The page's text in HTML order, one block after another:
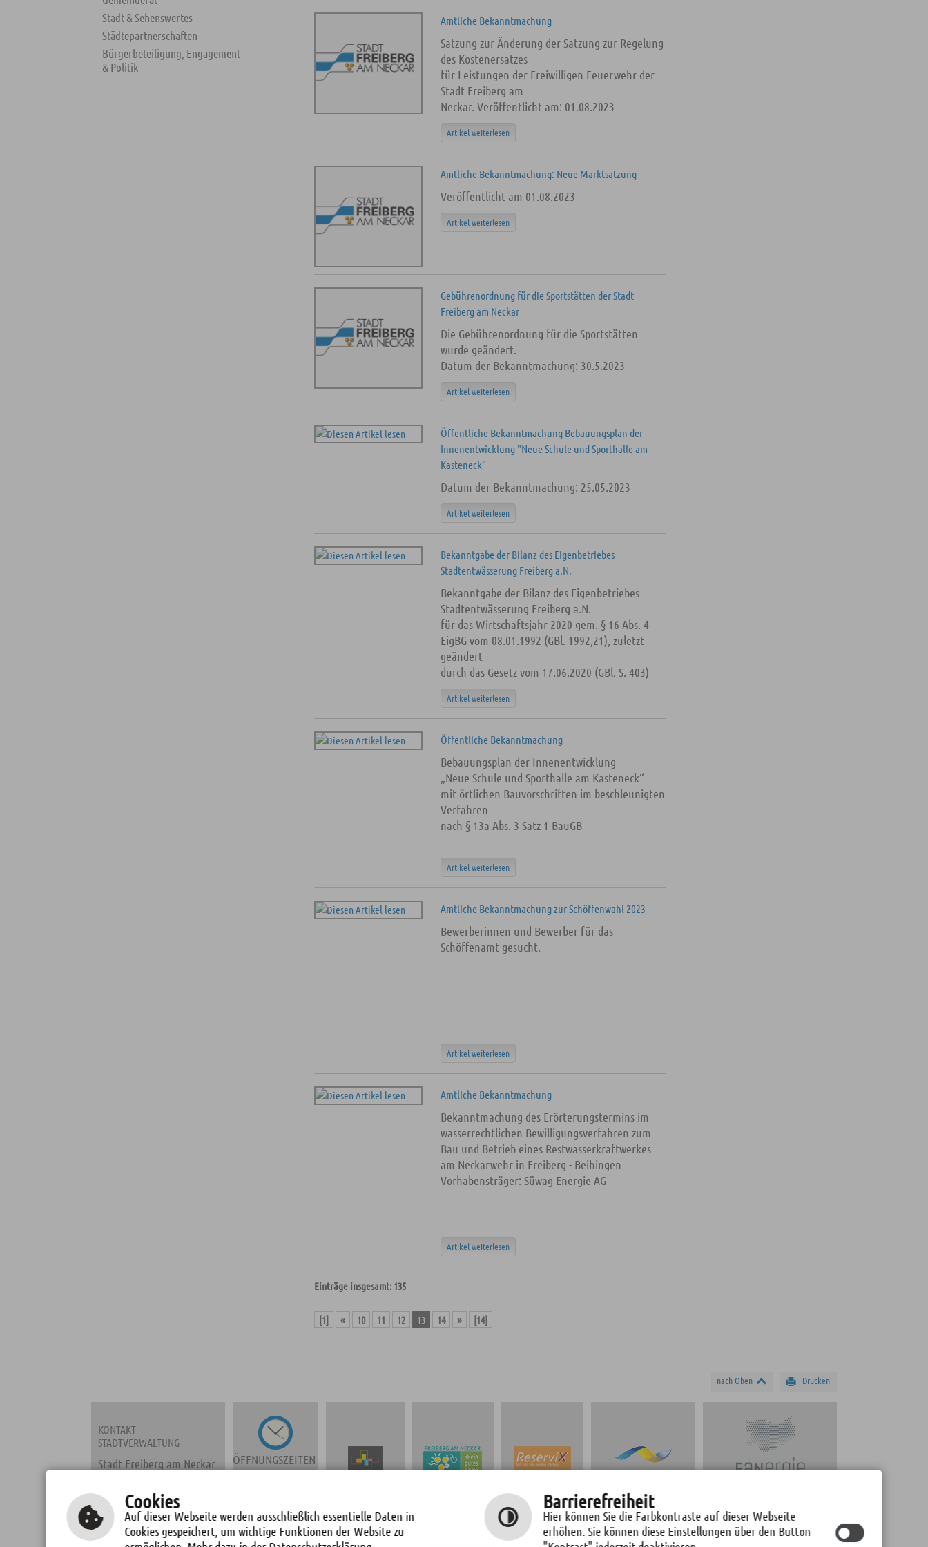
Stadt & Sehenswertes
Städtepartnerschaften
Bürgerbeteiligung, Engagement
& Politik
Amtliche Bekanntmachung
Satzung zur Änderung der Satzung zur Regelung
des Kostenersatzes
für Leistungen der Freiwilligen Feuerwehr der
Stadt Freiberg am
Neckar. Veröffentlicht am: 01.08.2023
Artikel weiterlesen
Amtliche Bekanntmachung: Neue Marktsatzung
Veröffentlicht am 01.08.2023
Artikel weiterlesen
Gebührenordnung für die Sportstätten der Stadt
Freiberg am Neckar
Die Gebührenordnung für die Sportstätten
wurde geändert.
Datum der Bekanntmachung: 30.5.2023
Artikel weiterlesen
Öffentliche Bekanntmachung Bebauungsplan der
Innenentwicklung "Neue Schule und Sporthalle am
Kasteneck"
Datum der Bekanntmachung: 25.05.2023
Artikel weiterlesen
Bekanntgabe der Bilanz des Eigenbetriebes
Stadtentwässerung Freiberg a.N.
Bekanntgabe der Bilanz des Eigenbetriebes
Stadtentwässerung Freiberg a.N.
für das Wirtschaftsjahr 2020 gem. § 16 Abs. 4
EigBG vom 08.01.1992 (GBl. 1992,21), zuletzt
geändert
durch das Gesetz vom 17.06.2020 (GBl. S. 403)
Artikel weiterlesen
Öffentliche Bekanntmachung
Bebauungsplan der Innenentwicklung
„Neue Schule und Sporthalle am Kasteneck“
mit örtlichen Bauvorschriften im beschleunigten
Verfahren
nach § 13a Abs. 3 Satz 1 BauGB
Artikel weiterlesen
Amtliche Bekanntmachung zur Schöffenwahl 2023
Bewerberinnen und Bewerber für das
Schöffenamt gesucht.
Artikel weiterlesen
Amtliche Bekanntmachung
Bekanntmachung des Erörterungstermins im
wasserrechtlichen Bewilligungsverfahren zum
Bau und Betrieb eines Restwasserkraftwerkes
am Neckarwehr in Freiberg - Beihingen
Vorhabensträger: Süwag Energie AG
Artikel weiterlesen
Einträge insgesamt: 135
[1] « 10 11 12 13 14 » [14]
Drucken
nach Oben
KONTAKT
STADTVERWALTUNG
Stadt Freiberg am Neckar
71691 Freiberg a. N.
Fon: 07141/278-0
Fax: 07141/278137
ÖFFNUNGSZEITEN
TERMINE
PARET-SCHULE
TICKETS
KULTURPROGRAMM
"FREIBERGER
REIHE"
STADTBAD FREIBERG
Cookies
Auf dieser Webseite werden ausschließlich essentielle Daten in
Cookies gespeichert, um wichtige Funktionen der Website zu
Barrierefreiheit
Hier können Sie die Farbkontraste auf dieser Webseite
erhöhen. Sie können diese Einstellungen über den Button